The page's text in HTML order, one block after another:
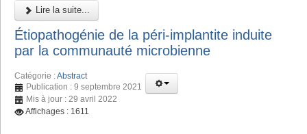
Lire la suite...
Étiopathogénie de la péri-implantite induite
par la communauté microbienne
Catégorie :Abstract
Publication : 9 septembre 2021
Mis à jour : 29 avril 2022
Affichages : 1611